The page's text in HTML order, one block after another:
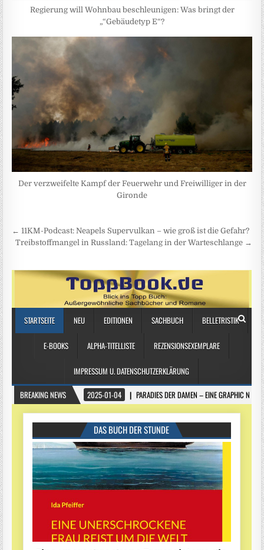
Regierung will Wohnbau beschleunigen: Was bringt der
„“Gebäudetyp E“?
Der verzweifelte Kampf der Feuerwehr und Freiwilliger in der
Gironde
Beitragsnavigation
← 11KM-Podcast: Neapels Supervulkan – wie groß ist die Gefahr?
Treibstoffmangel in Russland: Tagelang in der Warteschlange →